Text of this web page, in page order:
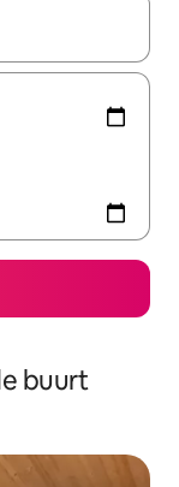
je een keuze
buurt